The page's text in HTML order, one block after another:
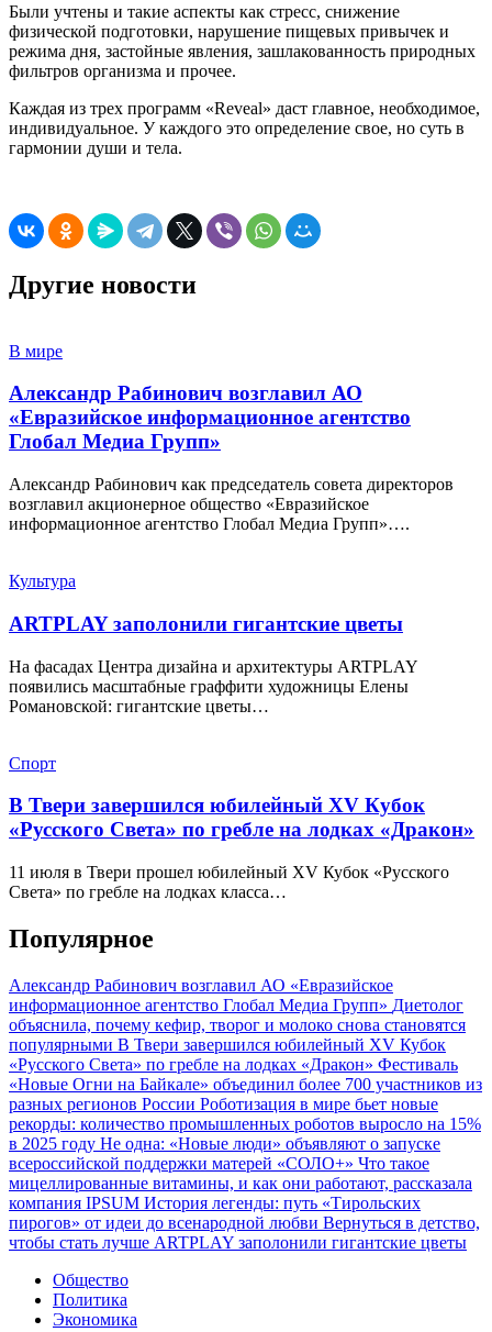
Были учтены и такие аспекты как стресс, снижение
физической подготовки, нарушение пищевых привычек и
режима дня, застойные явления, зашлакованность природных
фильтров организма и прочее.
Каждая из трех программ «Reveal» даст главное, необходимое,
индивидуальное. У каждого это определение свое, но суть в
гармонии души и тела.
Другие новости
В мире
Александр Рабинович возглавил АО
«Евразийское информационное агентство
Глобал Медиа Групп»
Александр Рабинович как председатель совета директоров
возглавил акционерное общество «Евразийское
информационное агентство Глобал Медиа Групп»….
Культура
ARTPLAY заполонили гигантские цветы
На фасадах Центра дизайна и архитектуры ARTPLAY
появились масштабные граффити художницы Елены
Романовской: гигантские цветы…
Спорт
В Твери завершился юбилейный XV Кубок
«Русского Света» по гребле на лодках «Дракон»
11 июля в Твери прошел юбилейный XV Кубок «Русского
Света» по гребле на лодках класса…
Популярное
Александр Рабинович возглавил АО «Евразийское
информационное агентство Глобал Медиа Групп» Диетолог
объяснила, почему кефир, творог и молоко снова становятся
популярными В Твери завершился юбилейный XV Кубок
«Русского Света» по гребле на лодках «Дракон» Фестиваль
«Новые Огни на Байкале» объединил более 700 участников из
разных регионов России Роботизация в мире бьет новые
рекорды: количество промышленных роботов выросло на 15%
в 2025 году Не одна: «Новые люди» объявляют о запуске
всероссийской поддержки матерей «СОЛО+» Что такое
мицеллированные витамины, и как они работают, рассказала
компания IPSUM История легенды: путь «Тирольских
пирогов» от идеи до всенародной любви Вернуться в детство,
чтобы стать лучше ARTPLAY заполонили гигантские цветы
Общество
Политика
Экономика